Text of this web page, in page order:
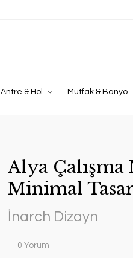
Antre & Hol Mutfak & Banyo
Alya Çalışma
Minimal
İnarch Dizayn
0 Yorum